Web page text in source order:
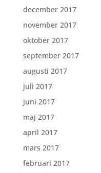
december 2017
november 2017
oktober 2017
september 2017
augusti 2017
juli 2017
juni 2017
maj 2017
april 2017
mars 2017
februari 2017